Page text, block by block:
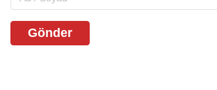
Gönder